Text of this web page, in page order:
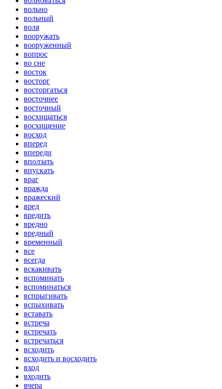
вольно
вольный
воля
вооружать
вооруженный
вопрос
во сне
восток
восторг
восторгаться
восточнее
восточный
восхищаться
восхищение
восход
вперед
впереди
вползать
впускать
враг
вражда
вражеский
вред
вредить
вредно
вредный
временный
все
всегда
вскакивать
вспоминать
вспоминаться
вспрыгивать
вспыхивать
вставать
встреча
встречать
встречаться
всходить
всходить и восходить
вход
входить
вчера